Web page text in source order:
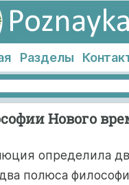
Разделы
Нового
определила
полюса